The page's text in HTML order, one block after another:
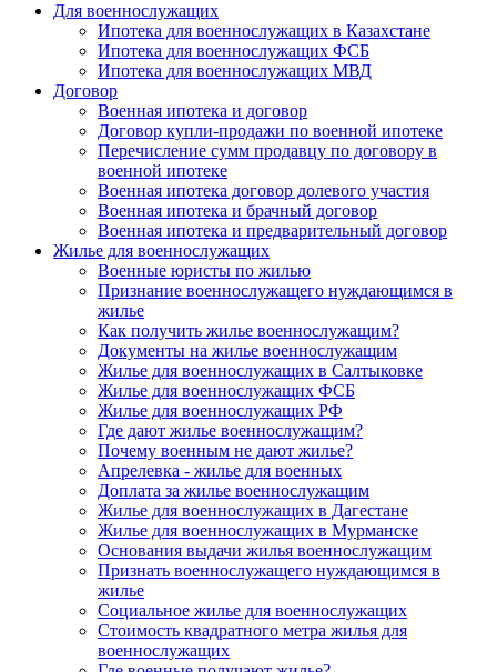
Для военнослужащих
Ипотека для военнослужащих в Казахстане
Ипотека для военнослужащих ФСБ
Ипотека для военнослужащих МВД
Договор
Военная ипотека и договор
Договор купли-продажи по военной ипотеке
Перечисление сумм продавцу по договору в
военной ипотеке
Военная ипотека договор долевого участия
Военная ипотека и брачный договор
Военная ипотека и предварительный договор
Жилье для военнослужащих
Военные юристы по жилью
Признание военнослужащего нуждающимся в
жилье
Как получить жилье военнослужащим?
Документы на жилье военнослужащим
Жилье для военнослужащих в Салтыковке
Жилье для военнослужащих ФСБ
Жилье для военнослужащих РФ
Где дают жилье военнослужащим?
Почему военным не дают жилье?
Апрелевка - жилье для военных
Доплата за жилье военнослужащим
Жилье для военнослужащих в Дагестане
Жилье для военнослужащих в Мурманске
Основания выдачи жилья военнослужащим
Признать военнослужащего нуждающимся в
жилье
Социальное жилье для военнослужащих
Стоимость квадратного метра жилья для
военнослужащих